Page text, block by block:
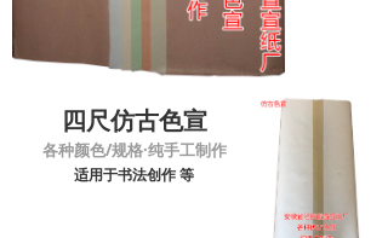
四尺仿古色宣
各种颜色/规格·纯手工制作
适用于书法创作 等